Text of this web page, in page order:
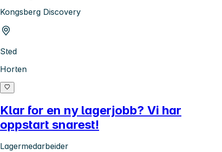
Kongsberg Discovery
Sted
Horten
Klar for en ny lagerjobb? Vi har
oppstart snarest!
Lagermedarbeider